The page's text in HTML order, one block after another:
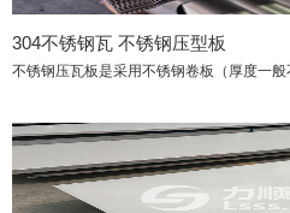
304不锈钢瓦 不锈钢压型板